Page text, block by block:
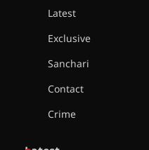
Latest
Exclusive
Sanchari
Contact
Crime